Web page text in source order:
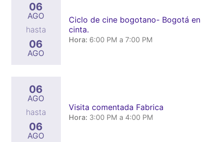
06
AGO
hasta
06
AGO
Ciclo de cine bogotano- Bogotá en
cinta.
Hora: 6:00 PM a 7:00 PM
06
AGO
hasta
06
AGO
Visita comentada Fabrica
Hora: 3:00 PM a 4:00 PM